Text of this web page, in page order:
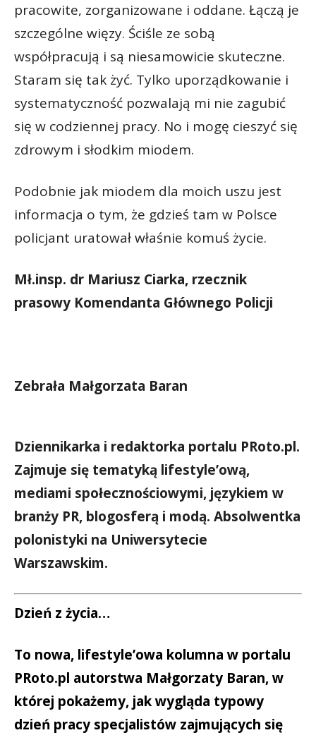
pracowite, zorganizowane i oddane. Łączą je
szczególne więzy. Ściśle ze sobą
współpracują i są niesamowicie skuteczne.
Staram się tak żyć. Tylko uporządkowanie i
systematyczność pozwalają mi nie zagubić
się w codziennej pracy. No i mogę cieszyć się
zdrowym i słodkim miodem.
Podobnie jak miodem dla moich uszu jest
informacja o tym, że gdzieś tam w Polsce
policjant uratował właśnie komuś życie.
Mł.insp. dr Mariusz Ciarka, rzecznik
prasowy Komendanta Głównego Policji
Zebrała Małgorzata Baran
Dziennikarka i redaktorka portalu PRoto.pl.
Zajmuje się tematyką lifestyle’ową,
mediami społecznościowymi, językiem w
branży PR, blogosferą i modą. Absolwentka
polonistyki na Uniwersytecie
Warszawskim.
Dzień z życia…
To nowa, lifestyle’owa kolumna w portalu
PRoto.pl autorstwa Małgorzaty Baran, w
której pokażemy, jak wygląda typowy
dzień pracy specjalistów zajmujących się